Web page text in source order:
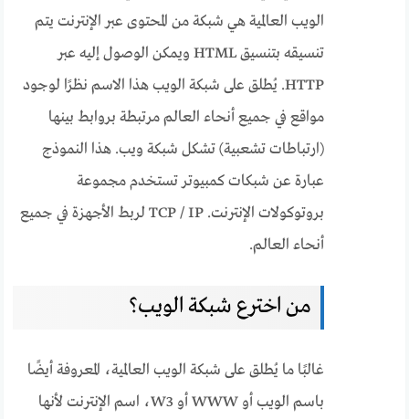
الويب العالمية هي شبكة من المحتوى عبر الإنترنت يتم
تنسيقه بتنسيق HTML ويمكن الوصول إليه عبر
HTTP. يُطلق على شبكة الويب هذا الاسم نظرًا لوجود
مواقع في جميع أنحاء العالم مرتبطة بروابط بينها
(ارتباطات تشعبية) تشكل شبكة ويب. هذا النموذج
عبارة عن شبكات كمبيوتر تستخدم مجموعة
بروتوكولات الإنترنت. TCP / IP لربط الأجهزة في جميع
أنحاء العالم.
من اخترع شبكة الويب؟
غالبًا ما يُطلق على شبكة الويب العالمية، المعروفة أيضًا
باسم الويب أو WWW أو W3، اسم الإنترنت لأنها